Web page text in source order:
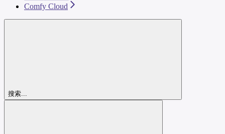
Comfy Cloud
搜索...